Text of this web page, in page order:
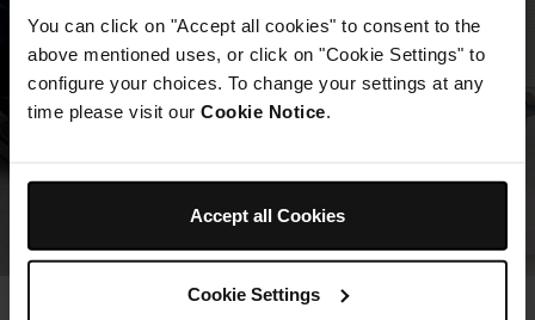
You can click on "Accept all cookies" to consent to the
above mentioned uses, or click on "Cookie Settings" to
configure your choices. To change your settings at any
time please visit our Cookie Notice.
Accept all Cookies
Cookie Settings